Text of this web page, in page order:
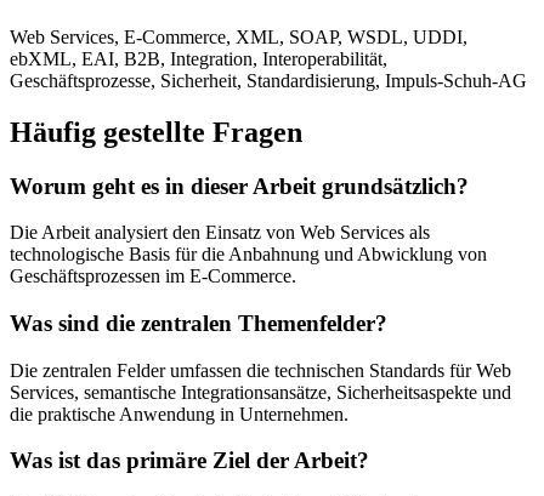
Web Services, E-Commerce, XML, SOAP, WSDL, UDDI,
ebXML, EAI, B2B, Integration, Interoperabilität,
Geschäftsprozesse, Sicherheit, Standardisierung, Impuls-Schuh-AG
Häufig gestellte Fragen
Worum geht es in dieser Arbeit grundsätzlich?
Die Arbeit analysiert den Einsatz von Web Services als
technologische Basis für die Anbahnung und Abwicklung von
Geschäftsprozessen im E-Commerce.
Was sind die zentralen Themenfelder?
Die zentralen Felder umfassen die technischen Standards für Web
Services, semantische Integrationsansätze, Sicherheitsaspekte und
die praktische Anwendung in Unternehmen.
Was ist das primäre Ziel der Arbeit?